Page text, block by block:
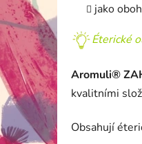
jako
Éterické
Aromuli®
kvalitními
Obsahují